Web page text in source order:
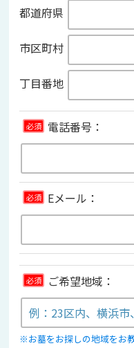
都道府県
市区町村
丁目番地
必須 電話番号：
必須 Eメール：
必須 ご希望地域：
※お墓をお探しの地域をお